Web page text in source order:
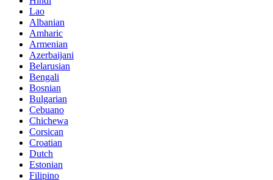
Lao
Albanian
Amharic
Armenian
Azerbaijani
Belarusian
Bengali
Bosnian
Bulgarian
Cebuano
Chichewa
Corsican
Croatian
Dutch
Estonian
Filipino